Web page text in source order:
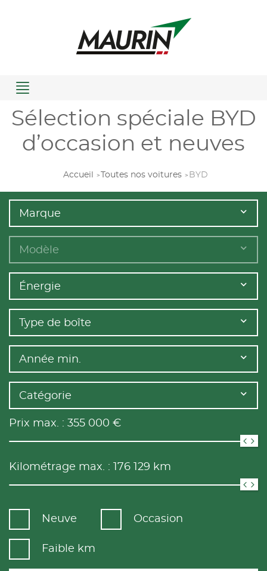
Menu
Sélection spéciale BYD
d’occasion et neuves
Accueil Toutes nos voitures BYD
Marque
Modèle
Énergie
Type de boîte
Année min.
Catégorie
Prix max. : 355 000 €
Kilométrage max. : 176 129 km
Neuve Occasion
Faible km